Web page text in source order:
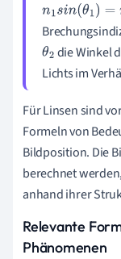
n1sin(θ1)=n 2s
θ2die Winkel
Lichts im
Für Linsen sind
Formeln von
Bildposition. Die
berechnet
anhand ihrer
Relevante
Phänomenen